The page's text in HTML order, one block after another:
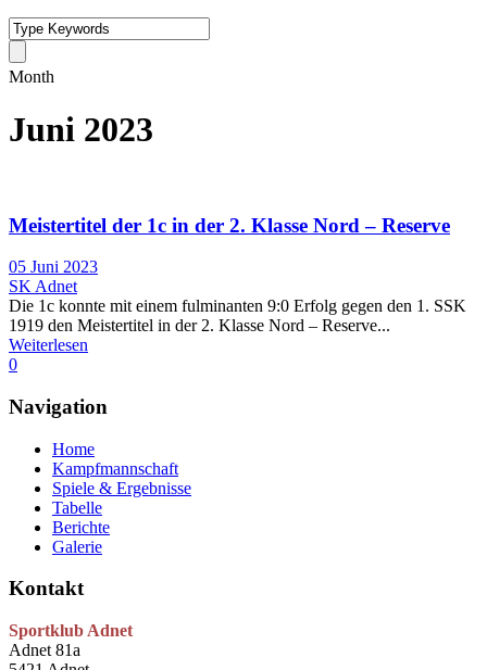
Month
Juni 2023
Meistertitel der 1c in der 2. Klasse Nord – Reserve
05 Juni 2023
SK Adnet
Die 1c konnte mit einem fulminanten 9:0 Erfolg gegen den 1. SSK
1919 den Meistertitel in der 2. Klasse Nord – Reserve...
Weiterlesen
0
Navigation
Home
Kampfmannschaft
Spiele & Ergebnisse
Tabelle
Berichte
Galerie
Kontakt
Sportklub Adnet
Adnet 81a